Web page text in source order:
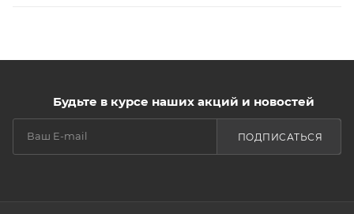
Будьте в курсе наших акций и новостей
ПОДПИСАТЬСЯ